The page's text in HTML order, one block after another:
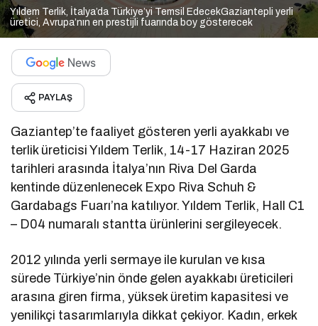
Yıldem Terlik, İtalya’da Türkiye’yi Temsil EdecekGaziantepli yerli
üretici, Avrupa’nın en prestijli fuarında boy gösterecek
PAYLAŞ
Gaziantep’te faaliyet gösteren yerli ayakkabı ve
terlik üreticisi Yıldem Terlik, 14-17 Haziran 2025
tarihleri arasında İtalya’nın Riva Del Garda
kentinde düzenlenecek Expo Riva Schuh &
Gardabags Fuarı’na katılıyor. Yıldem Terlik, Hall C1
– D04 numaralı stantta ürünlerini sergileyecek.
2012 yılında yerli sermaye ile kurulan ve kısa
sürede Türkiye’nin önde gelen ayakkabı üreticileri
arasına giren firma, yüksek üretim kapasitesi ve
yenilikçi tasarımlarıyla dikkat çekiyor. Kadın, erkek